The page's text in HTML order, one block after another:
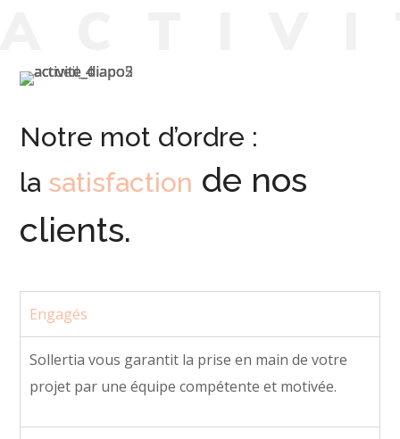
Notre mot d’ordre :
la satisfaction de nos
clients.
Engagés
Sollertia vous garantit la prise en main de votre
projet par une équipe compétente et motivée.